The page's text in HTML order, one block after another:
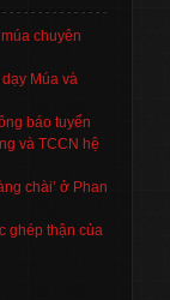
chuyên
Múa và
báo tuyển
và TCCN hệ
chài’ ở Phan
ghép thận của